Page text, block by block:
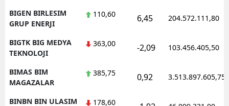
BIGEN BIRLESIM
GRUP ENERJI
110,60 6,45 204.572.111,80
BIGTK BIG MEDYA
TEKNOLOJI
363,00 -2,09 103.456.405,50
BIMAS BIM
MAGAZALAR
385,75 0,92 3.513.897.605,75
BINBN BIN ULASIM
178,60